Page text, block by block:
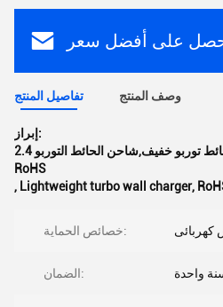
على أفضل سعر
تفاصيل المنتج وصف المنتج
إبراز:
2.4 شاحن حائط توربو,شاحن حائط توربو خفيف,شاحن الحائط التوربو
RoHS
, Lightweight turbo wall charger,
خصائص الحماية: كهربائى
الضمان: واحدة